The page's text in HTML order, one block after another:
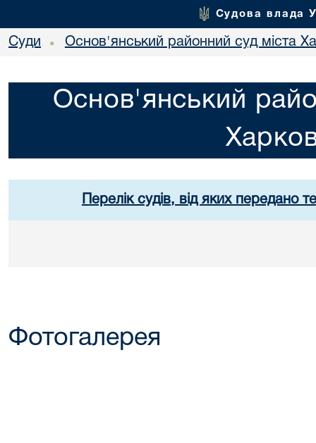
Судова влада
Суди • Основ'янський районний суд міста
Основ'янський
Перелік судів, від яких передано
Фотогалерея